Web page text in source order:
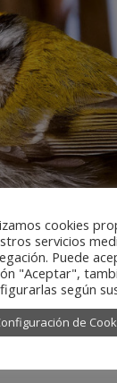
cookies
servicios
Puede
"Aceptar",
según
de